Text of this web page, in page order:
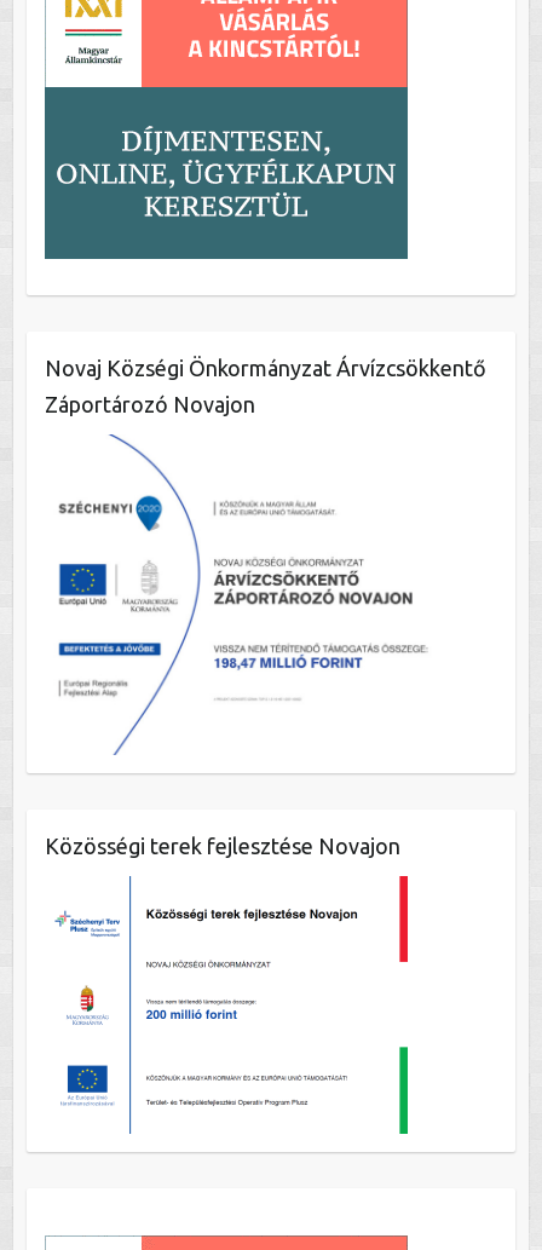
Novaj Községi Önkormányzat Árvízcsökkentő
Záportározó Novajon
Közösségi terek fejlesztése Novajon